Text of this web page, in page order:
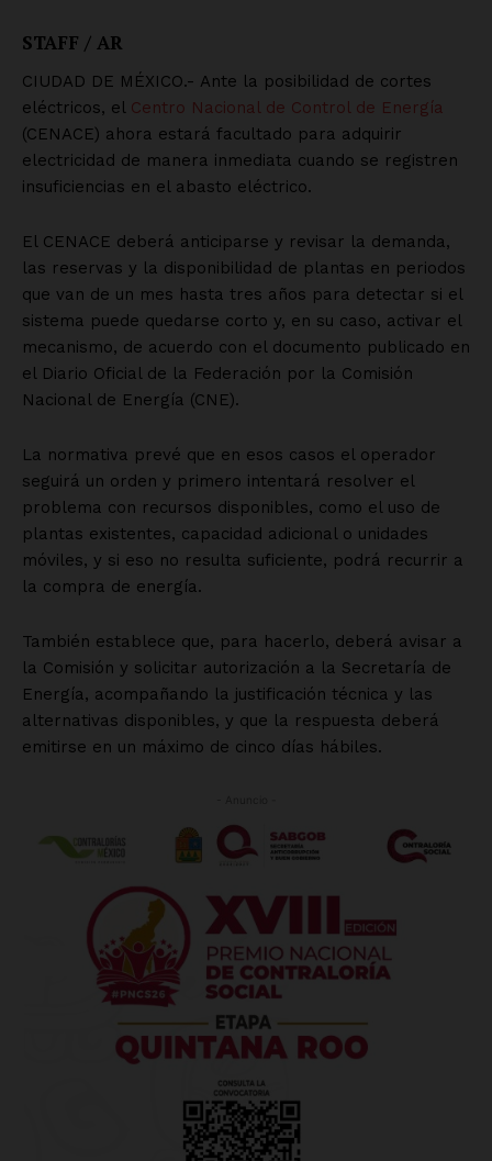
Empresa
Nosotros
Política de privacidad
Políticas del Sitio
Información Propietaria / Financiación
Mi cuenta